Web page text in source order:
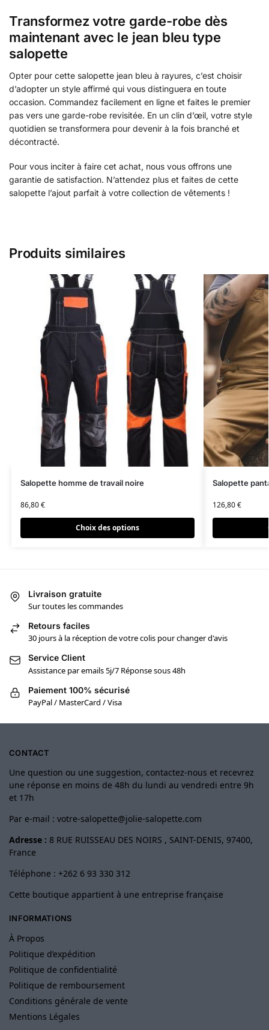
Transformez votre garde-robe dès
maintenant avec le jean bleu type
salopette
Opter pour cette salopette jean bleu à rayures, c’est choisir
d’adopter un style affirmé qui vous distinguera en toute
occasion. Commandez facilement en ligne et faites le premier
pas vers une garde-robe revisitée. En un clin d’œil, votre style
quotidien se transformera pour devenir à la fois branché et
décontracté.
Pour vous inciter à faire cet achat, nous vous offrons une
garantie de satisfaction. N’attendez plus et faites de cette
salopette l’ajout parfait à votre collection de vêtements !
Produits similaires
Salopette homme de travail noire
86,80€
Choix des options
Salopette
126,80€
Livraison gratuite
Sur toutes les commandes
Retours faciles
30 jours à la réception de votre colis pour changer d'avis
Service Client
Assistance par emails 5j/7 Réponse sous 48h
Paiement 100% sécurisé
PayPal / MasterCard / Visa
CONTACT
Une question ou une suggestion, contactez-nous et recevrez
une réponse en moins de 48h du lundi au vendredi entre 9h
et 17h
Par e-mail : votre-salopette@jolie-salopette.com
Adresse : 8 RUE RUISSEAU DES NOIRS , SAINT-DENIS, 97400,
France
Téléphone : +262 6 93 330 312
Cette boutique appartient à une entreprise française
INFORMATIONS
À Propos
Politique d’expédition
Politique de confidentialité
Politique de remboursement
Conditions générale de vente
Mentions Légales